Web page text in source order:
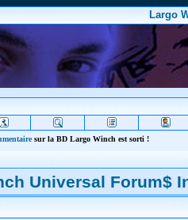
Largo
sur la BD Largo Winch est sorti !
Universal Forum$